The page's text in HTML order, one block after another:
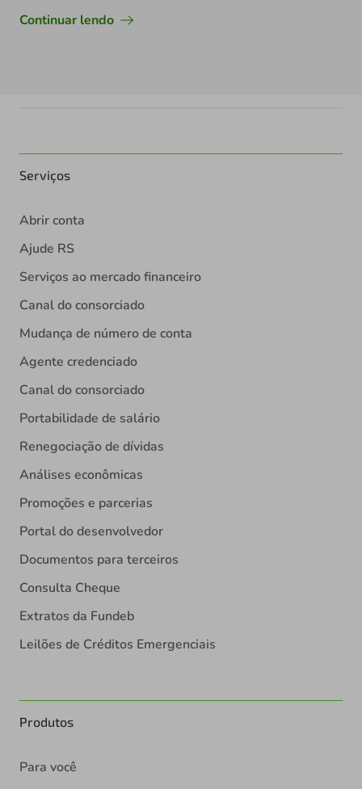
Continuar lendo
Serviços
Abrir conta
Ajude RS
Serviços ao mercado financeiro
Canal do consorciado
Mudança de número de conta
Agente credenciado
Canal do consorciado
Portabilidade de salário
Renegociação de dívidas
Análises econômicas
Promoções e parcerias
Portal do desenvolvedor
Documentos para terceiros
Consulta Cheque
Extratos da Fundeb
Leilões de Créditos Emergenciais
Produtos
Para você